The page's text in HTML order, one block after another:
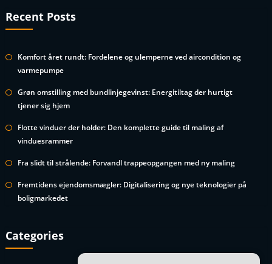
Recent Posts
Komfort året rundt: Fordelene og ulemperne ved aircondition og
varmepumpe
Grøn omstilling med bundlinjegevinst: Energitiltag der hurtigt
tjener sig hjem
Flotte vinduer der holder: Den komplette guide til maling af
vinduesrammer
Fra slidt til strålende: Forvandl trappeopgangen med ny maling
Fremtidens ejendomsmægler: Digitalisering og nye teknologier på
boligmarkedet
Categories